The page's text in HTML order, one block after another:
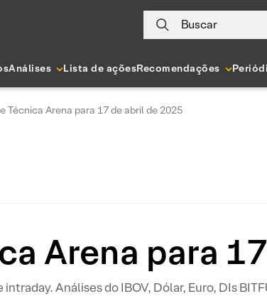
Buscar
Análises Lista de açõesRecomendações
Técnica Arena para 17 de abril de 2025
Arena para
Análises do IBOV, Dólar, Euro, DIs